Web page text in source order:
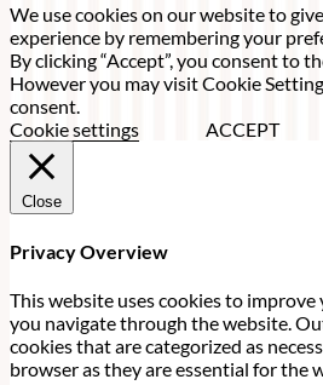
We use cookies on our website to
experience by remembering your
By clicking “Accept”, you consent to
However you may visit Cookie
consent.
Cookie settings
ACCEPT
Close
Privacy Overview
This website uses cookies to
you navigate through the website.
cookies that are categorized as
browser as they are essential for the